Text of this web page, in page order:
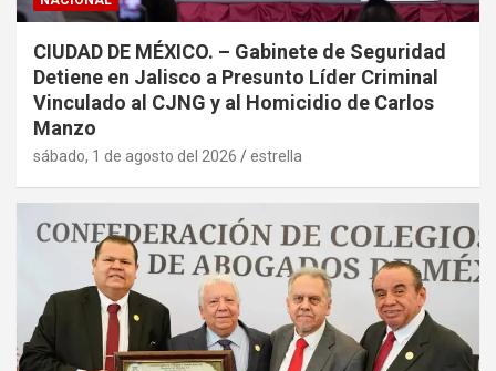
CIUDAD DE MÉXICO. – Gabinete de Seguridad
Detiene en Jalisco a Presunto Líder Criminal
Vinculado al CJNG y al Homicidio de Carlos
Manzo
sábado, 1 de agosto del 2026 estrella